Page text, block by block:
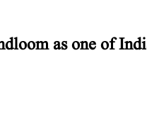
as one of